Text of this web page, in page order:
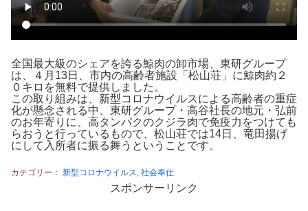
全国最大級のシェアを誇る鯨肉の卸市場、東研グループ
は、４月13日、市内の高齢者施設「松山荘」に鯨肉約２
０キロを無料で提供しました。
この取り組みは、新型コロナウイルスによる高齢者の重症
化が懸念される中、東研グループ・高谷社長の地元・弘前
のお年寄りに、高タンパクのクジラ肉で免疫力をつけても
らおうと行っているもので、松山荘では14日、竜田揚げ
にして入所者に振る舞うということです。
カテゴリー： 新型コロナウイルス, 社会奉仕
スポンサーリンク